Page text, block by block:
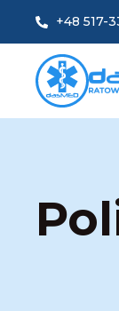
+48 517-